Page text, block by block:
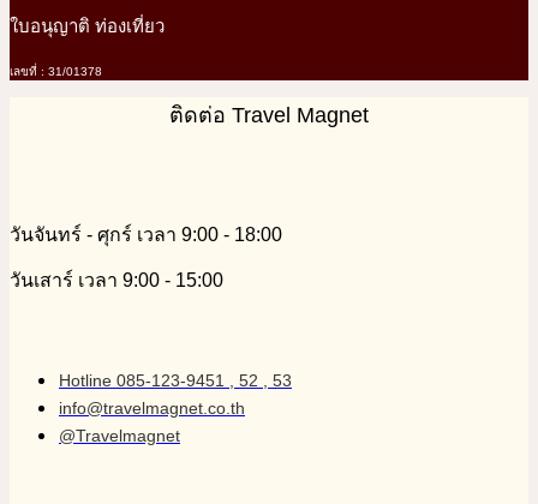
ใบอนุญาติ ท่องเที่ยว
เลขที่ : 31/01378
ติดต่อ Travel Magnet
วันจันทร์ - ศุกร์ เวลา 9:00 - 18:00
วันเสาร์ เวลา 9:00 - 15:00
Hotline 085-123-9451 , 52 , 53
info@travelmagnet.co.th
@Travelmagnet